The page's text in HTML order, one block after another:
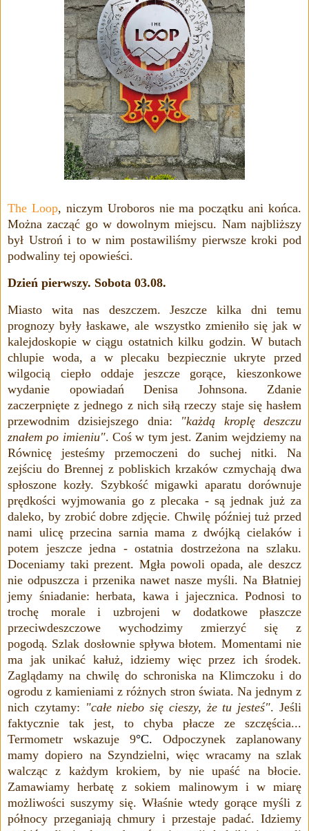
The Loop, niczym Uroboros nie ma początku ani końca.
Można zacząć go w dowolnym miejscu. Nam najbliższy
był Ustroń i to w nim postawiliśmy pierwsze kroki pod
podwaliny tej opowieści.
Dzień pierwszy. Sobota 03.08.
Miasto wita nas deszczem. Jeszcze kilka dni temu
prognozy były łaskawe, ale wszystko zmieniło się jak w
kalejdoskopie w ciągu ostatnich kilku godzin.W butach
chlupie woda, a w plecaku bezpiecznie ukryte przed
wilgocią ciepło oddaje jeszcze gorące, kieszonkowe
wydanie opowiadań Denisa Johnsona. Zdanie
zaczerpnięte z jednego z nich siłą rzeczy staje się hasłem
przewodnim dzisiejszego dnia: "każdą kroplę deszczu
znałem po imieniu". Coś w tym jest. Zanim wejdziemy na
Równicę jesteśmy przemoczeni do suchej nitki. Na
zejściu do Brennej z pobliskich krzaków czmychają dwa
spłoszone kozły. Szybkość migawki aparatu dorównuje
prędkości wyjmowania go z plecaka - są jednak już za
daleko, by zrobić dobre zdjęcie. Chwilę później tuż przed
nami ulicę przecina sarnia mama z dwójką cielaków i
potem jeszcze jedna - ostatnia dostrzeżona na szlaku.
Doceniamy taki prezent. Mgła powoli opada, ale deszcz
nie odpuszcza i przenika nawet nasze myśli. Na Błatniej
jemy śniadanie: herbata, kawa i jajecznica. Podnosi to
trochę morale i uzbrojeni w dodatkowe płaszcze
przeciwdeszczowe wychodzimy zmierzyć się z
pogodą. Szlak dosłownie spływa błotem. Momentami nie
ma jak unikać kałuż, idziemy więc przez ich środek.
Zaglądamy na chwilę do schroniska na Klimczoku i do
ogrodu z kamieniami z różnych stron świata. Na jednym z
nich czytamy: "całe niebo się cieszy, że tu jesteś". Jeśli
faktycznie tak jest, to chyba płacze ze szczęścia...
Termometr wskazuje 9°C. Odpoczynek zaplanowany
mamy dopiero na Szyndzielni, więc wracamy na szlak
walcząc z każdym krokiem, by nie upaść na błocie.
Zamawiamy herbatę z sokiem malinowym i w miarę
możliwości suszymy się. Właśnie wtedy gorące myśli z
północy przeganiają chmury i przestaje padać. Idziemy